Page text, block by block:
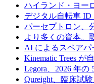
ハイランド・ヨー
デジタル自転車 ID
パーセプトロン、
より多くの資本。
AI によるスペアパ
Kinematic Trees
Legora、2026 年
Qureight、臨床試